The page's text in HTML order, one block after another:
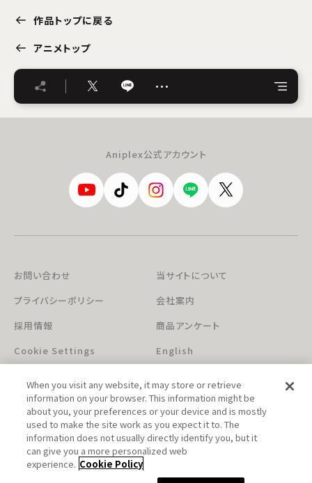
作品トップに戻る
アニメトップ
…
Aniplex公式アカウント
お問い合わせ
当サイトについて
プライバシーポリシー
会社案内
採用情報
商品アンケート
Cookie Settings
English
このホームページに掲載されている著作物の無断利用を禁じます。
When you visit any website, it may store or retrieve
information on your browser. This information might be
about you, your preferences or your device and is mostly
used to make the site work as you expect it to. The
information does not usually directly identify you, but it
can give you a more personalized web
experience. Cookie Policy